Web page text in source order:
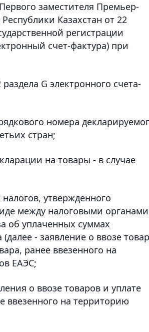
Первого заместителя Премьер-
Казахстан от 22
регистрации
счет-фактура) при
G электронного счета-
номера
стран;
на товары - в случае
утвержденного
между налоговыми органами
об уплаченных суммах
- заявление о ввозе
ранее ввезенного на
ЕАЭС;
о ввозе товаров и уплате
ввезенного на территорию